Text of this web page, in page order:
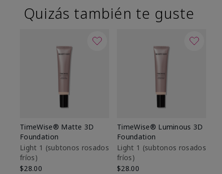
Quizás también te guste
TimeWise® Matte 3D
Foundation
Light 1​ (subtonos rosados
fríos)
$28.00
TimeWise® Luminous 3D
Foundation
Light 1​ (subtonos rosados
fríos)
$28.00